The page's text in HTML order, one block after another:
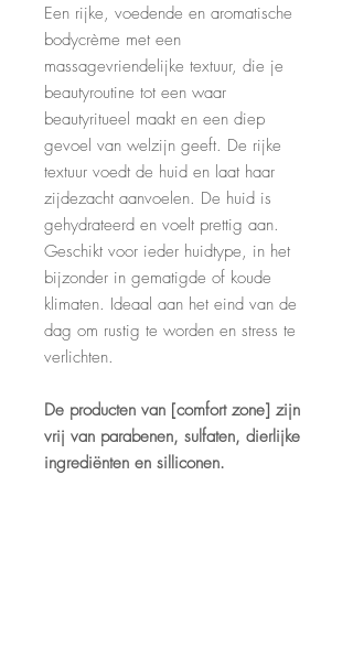
Een rijke, voedende en aromatische
bodycrème met een
massagevriendelijke textuur, die je
beautyroutine tot een waar
beautyritueel maakt en een diep
gevoel van welzijn geeft. De rijke
textuur voedt de huid en laat haar
zijdezacht aanvoelen. De huid is
gehydrateerd en voelt prettig aan.
Geschikt voor ieder huidtype, in het
bijzonder in gematigde of koude
klimaten. Ideaal aan het eind van de
dag om rustig te worden en stress te
verlichten.
De producten van [comfort zone] zijn
vrij van parabenen, sulfaten, dierlijke
ingrediënten en silliconen.